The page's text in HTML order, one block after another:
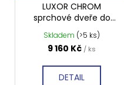
LUXOR CHROM
sprchové dveře do
niky, 1200 mm, čiré
sklo, GU1212CH
Skladem (>5 ks)
9 160 Kč / ks
DETAIL